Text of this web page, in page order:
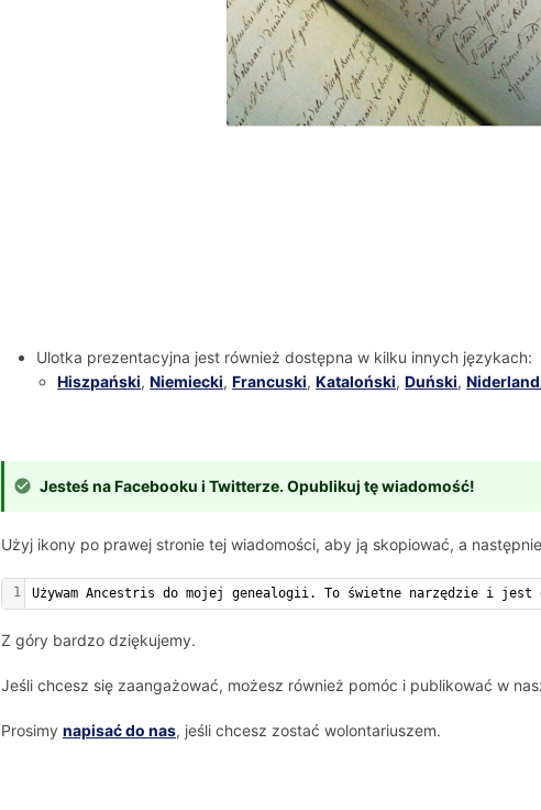
Ulotka prezentacyjna jest również dostępna w kilku innych językach:
Hiszpański,Niemiecki,Francuski,Kataloński,Duński,
Jesteś na Facebooku i Twitterze. Opublikuj tę wiadomość!
Użyj ikony po prawej stronie tej wiadomości, aby ją skopiować, a
1 Używam Ancestris do mojej genealogii. To świetne narzędzie i
Z góry bardzo dziękujemy.
Jeśli chcesz się zaangażować, możesz również pomóc i publikować w
Prosimy napisać do nas, jeśli chcesz zostać wolontariuszem.